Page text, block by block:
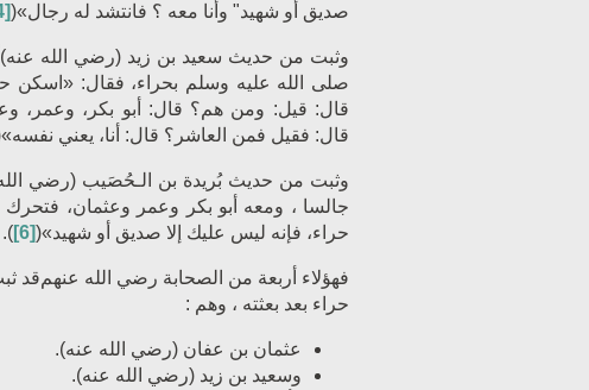
صديق أو شهيد" وأنا معه ؟ فانتشد له رجال»(
وثبت من حديث سعيد بن زيد (رضي الله عنه)
صلى الله عليه وسلم بحراء، فقال: «اسكن
قال: قيل: ومن هم؟ قال: أبو بكر، وعمر،
قال: فقيل فمن العاشر؟ قال: أنا، يعني
وثبت من حديث بُريدة بن الـحُصَيب (رضي الله عنه)
جالسا ، ومعه أبو بكر وعمر وعثمان، فتحرك
‌حراء، فإنه ليس عليك إلا ‌صديق أو شهيد»([6]
).
فهؤلاء أربعة من الصحابة رضي الله عنهمقد
حراء بعد بعثته ، وهم :
عثمان بن عفان (رضي الله عنه)
.
وسعيد بن زيد (رضي الله عنه)
.